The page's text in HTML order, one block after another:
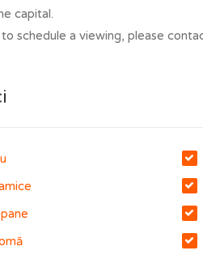
capital.
schedule a viewing, please